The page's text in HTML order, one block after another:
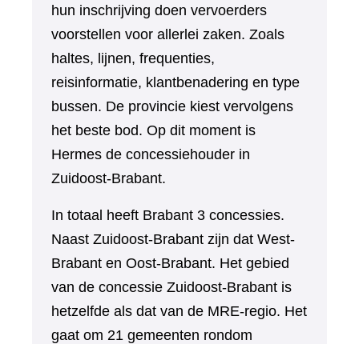
hun inschrijving doen vervoerders
voorstellen voor allerlei zaken. Zoals
haltes, lijnen, frequenties,
reisinformatie, klantbenadering en type
bussen. De provincie kiest vervolgens
het beste bod. Op dit moment is
Hermes de concessiehouder in
Zuidoost-Brabant.
In totaal heeft Brabant 3 concessies.
Naast Zuidoost-Brabant zijn dat West-
Brabant en Oost-Brabant. Het gebied
van de concessie Zuidoost-Brabant is
hetzelfde als dat van de MRE-regio. Het
gaat om 21 gemeenten rondom